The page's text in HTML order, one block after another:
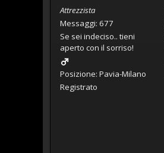
Attrezzista
Messaggi: 677
Se sei indeciso.. tieni
aperto con il sorriso!
Posizione: Pavia-Milano
Registrato